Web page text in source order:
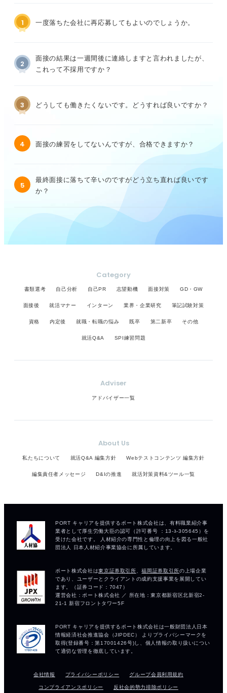
1 一度落ちた会社に再応募してもよいのでしょうか。
2
面接の結果は一週間後に連絡しますと言われましたが、
これって不採用ですか？
3 どうしても働きたくないです。どうすれば良いですか？
4 面接の練習をしてないんですが、合格できますか？
5
最終面接に落ちて辛いのですがどう立ち直れば良いです
か？
Category
書類選考 自己分析 自己PR 志望動機 面接対策 GD・GW
面接後 就活マナー インターン 業界・企業研究 筆記試験対策
資格 内定後 就職・転職の悩み 既卒 第二新卒 その他
就活Q&A SPI練習問題
Adviser
アドバイザー一覧
About Us
私たちについて 就活Q&A 編集方針 Webテストコンテンツ 編集方針
編集責任者メッセージ D&Iの推進 就活対策資料&ツール一覧
会社情報 プライバシーポリシー グループ会員利用規約
コンプライアンスポリシー 反社会的勢力排除ポリシー